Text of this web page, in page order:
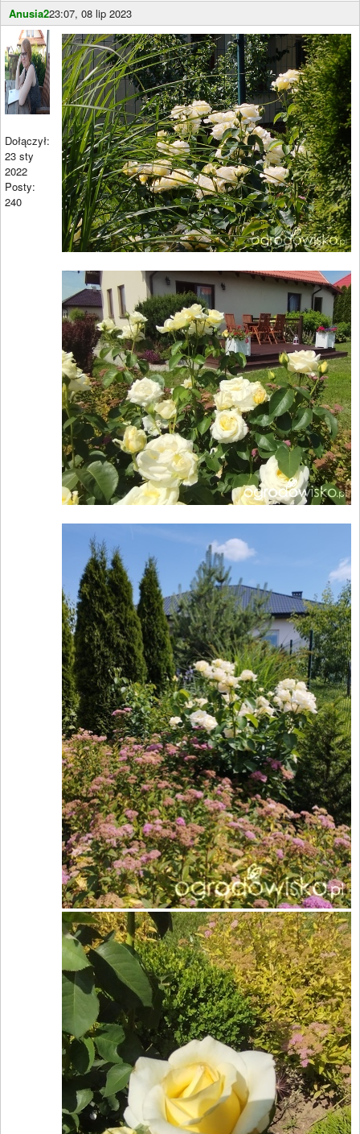
Anusia223:07, 08 lip 2023
Dołączył:
23 sty
2022
Posty:
240